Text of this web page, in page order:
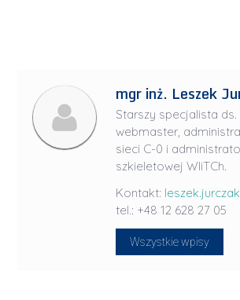
mgr inż. Leszek
Starszy specjalista
webmaster,
sieci C-0 i
szkieletowej WIiTCh.
Kontakt:
tel.: +48 12 628 27 05
Wszystkie wpisy